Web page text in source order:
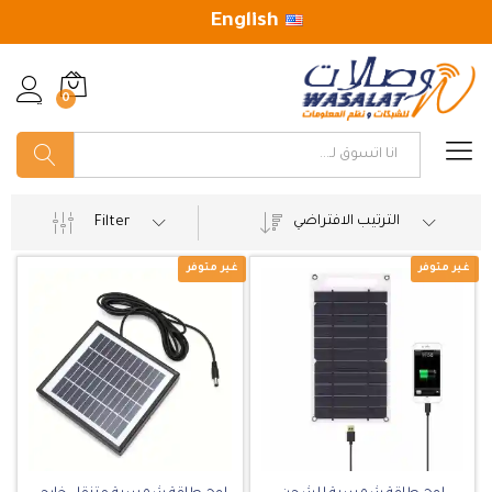
English
0
Filter
الترتيب الافتراضي
غير متوفر